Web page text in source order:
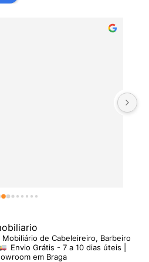
de Cabeleireiro, Barbeiro
Envio Grátis - 7 a 10 dias úteis |
em Braga